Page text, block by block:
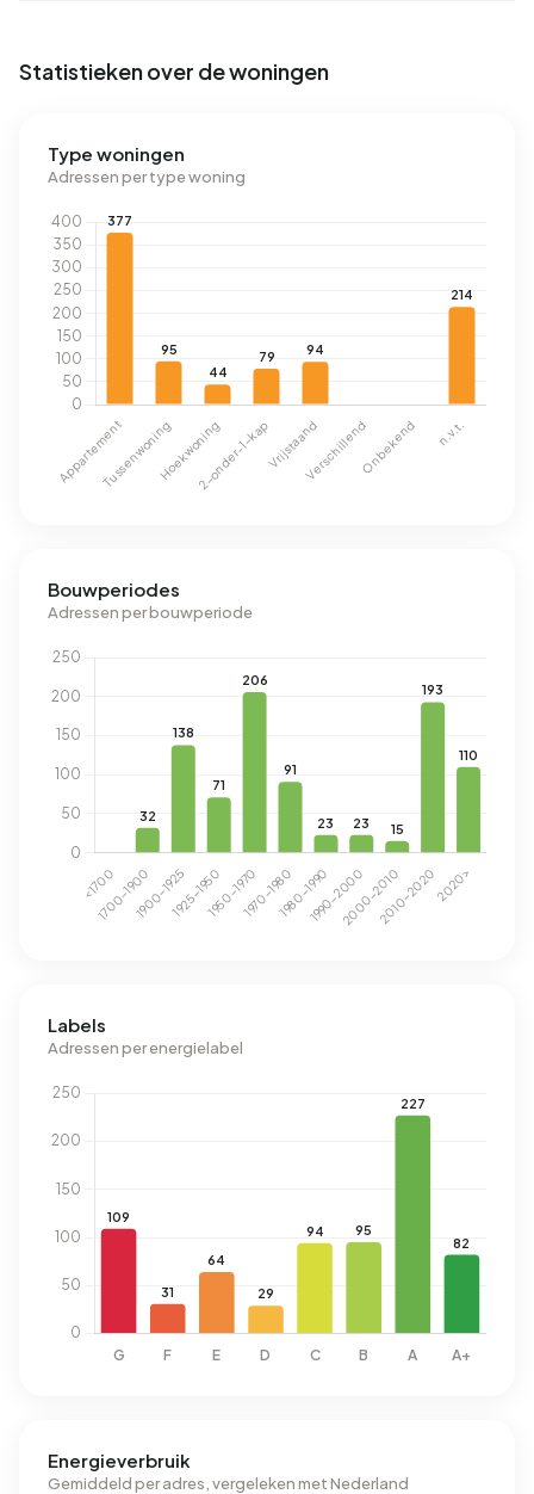
Statistieken over de woningen
Type woningen
Adressen per type woning
Bouwperiodes
Adressen per bouwperiode
Labels
Adressen per energielabel
Energieverbruik
Gemiddeld per adres, vergeleken met Nederland